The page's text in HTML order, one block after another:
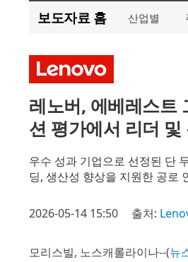
보도자료 홈 산업별
레노버, 에베레스트
션 평가에서 리더
우수 성과 기업으로 선정된 단
딩, 생산성 향상을 지원한 공로
2026-05-14 15:50 출처:
모리스빌, 노스캐롤라이나--(뉴